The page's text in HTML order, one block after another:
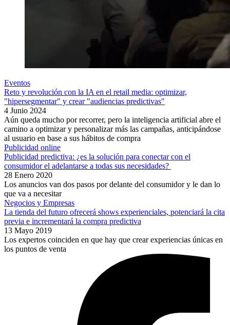
Eventos
Reto y revolución con la IA en el retail media: optimizar,
"hipersegmentar" y crear "audiencias predictivas"
4 Junio 2024
Aún queda mucho por recorrer, pero la inteligencia artificial abre el
camino a optimizar y personalizar más las campañas, anticipándose
al usuario en base a sus hábitos de compra
Publicidad online
Publicidad predictiva: ¿es la solución para conectar con el
consumidor el adelantarse a todas sus necesidades?
28 Enero 2020
Los anuncios van dos pasos por delante del consumidor y le dan lo
que va a necesitar
Negocios y Empresas
La tienda del futuro ofrecerá shows experienciales, potenciará la cita
previa e incrementará la compra predictiva
13 Mayo 2019
Los expertos coinciden en que hay que crear experiencias únicas en
los puntos de venta